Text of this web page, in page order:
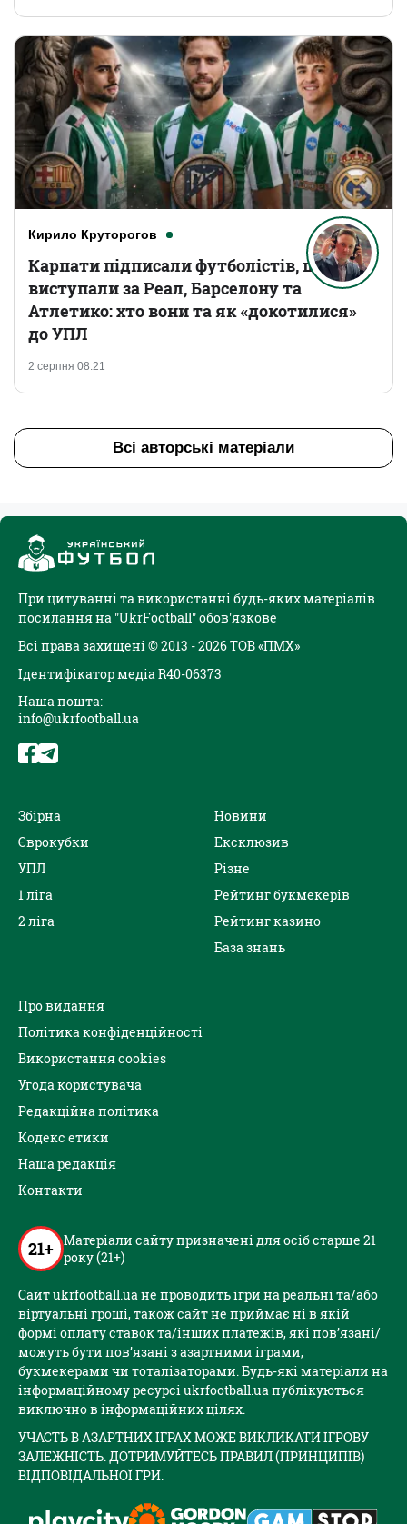
Кирило Круторогов
2 серпня 08:21
Карпати підписали футболістів, що
виступали за Реал, Барселону та
Атлетико: хто вони та як «докотилися»
до УПЛ
Всі авторські матеріали
При цитуванні та використанні будь-яких матеріалів
посилання на "UkrFootball" обов'язкове
Всі права захищені © 2013 - 2026 ТОВ «ПМХ»
Ідентифікатор медіа R40-06373
Наша пошта:
info@ukrfootball.ua
Збірна
Єврокубки
УПЛ
1 ліга
2 ліга
Новини
Ексклюзив
Різне
Рейтинг букмекерів
Рейтинг казино
База знань
Про видання
Політика конфіденційності
Використання cookies
Угода користувача
Редакційна політика
Кодекс етики
Наша редакція
Контакти
21+ Матеріали сайту призначені для осіб старше 21
року (21+)
Сайт ukrfootball.ua не проводить ігри на реальні та/або
віртуальні гроші, також сайт не приймає ні в якій
формі оплату ставок та/інших платежів, які пов’язані/
можуть бути пов’язані з азартними іграми,
букмекерами чи тоталізаторами. Будь-які матеріали на
інформаційному ресурсі ukrfootball.ua публікуються
виключно в інформаційних цілях.
УЧАСТЬ В АЗАРТНИХ ІГРАХ МОЖЕ ВИКЛИКАТИ ІГРОВУ
ЗАЛЕЖНІСТЬ. ДОТРИМУЙТЕСЬ ПРАВИЛ (ПРИНЦИПІВ)
ВІДПОВІДАЛЬНОЇ ГРИ.